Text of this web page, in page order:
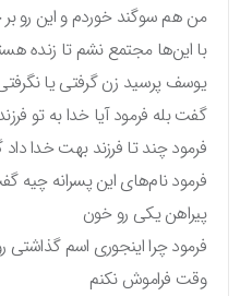
من هم سوگند خوردم و این رو بر
با این‌ها مجتمع نشم تا زنده هستم
یوسف پرسید زن گرفتی یا نگرفتی
گفت بله فرمود آیا خدا به تو
فرمود چند تا فرزند بهت خدا داد
فرمود نام‌های این پسرانه چیه
پیراهن یکی رو خون
فرمود چرا اینجوری اسم گذاشتی
وقت فراموش نکنم